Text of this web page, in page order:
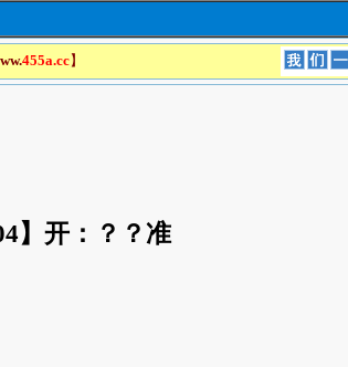
455a.cc】
】开：？？准